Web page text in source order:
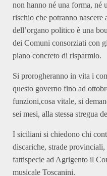
non hanno né una forma, né
rischio che potranno
dell’organo politico è una
dei Comuni consorziati con
piano concreto di risparmio.
Si prorogheranno in vita i
questo governo fino ad
funzioni,cosa vitale, si
sei mesi, alla stessa stregua
I siciliani si chiedono chi
discariche, strade provinciali,
fattispecie ad Agrigento il
musicale Toscanini.